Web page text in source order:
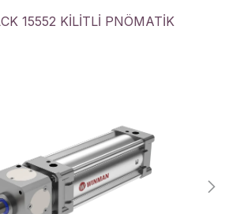
15552 KİLİTLİ PNÖMATİK